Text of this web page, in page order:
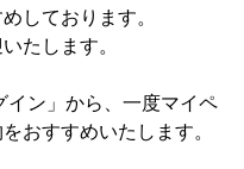
しております。
たします。
イン 」から、一度マイペ
おすすめいたします。